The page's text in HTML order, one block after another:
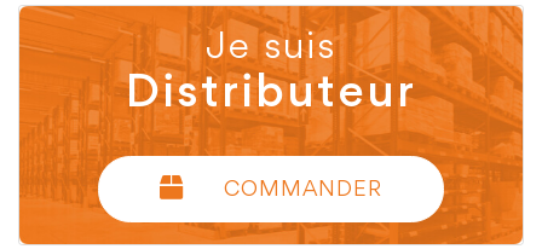
Je suis
Distributeur
COMMANDER